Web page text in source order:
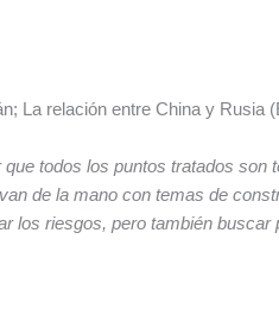
La relación entre China y Rusia
todos los puntos tratados
de la mano con temas de
los riesgos, pero también